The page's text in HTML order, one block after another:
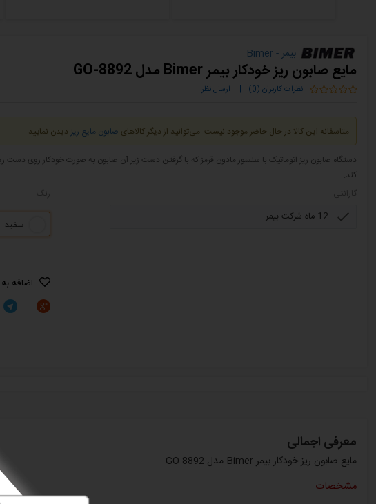
بیمر - Bimer
مایع صابون ریز خودکار بیمر Bimer مدل GO-8892
نظرات کاربران (0) | ارسال نظر
متاسفانه این کالا در حال حاضر موجود نیست. می‌توانید از دیگر کالاهای صابون مایع ریز دیدن نمایید.
دستگاه صابون ریز اتوماتیک با سنسور مادون قرمز که با گرفتن دست زیر آن صابون به صورت خودکار
کند.
سفید
اضافه
معرفی اجمالی
مایع صابون ریز خودکار بیمر Bimer مدل GO-8892
مشخصات